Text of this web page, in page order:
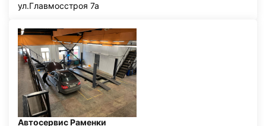
ул.Главмосстроя 7а
Автосервис Раменки